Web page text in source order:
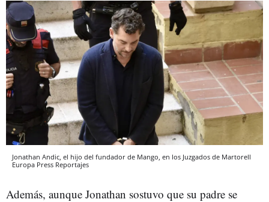
Jonathan Andic, el hijo del fundador de Mango, en los Juzgados de Martorell
Europa Press Reportajes
Además, aunque Jonathan sostuvo que su padre se